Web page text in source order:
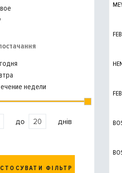
недели
до днів
ФІЛЬТР